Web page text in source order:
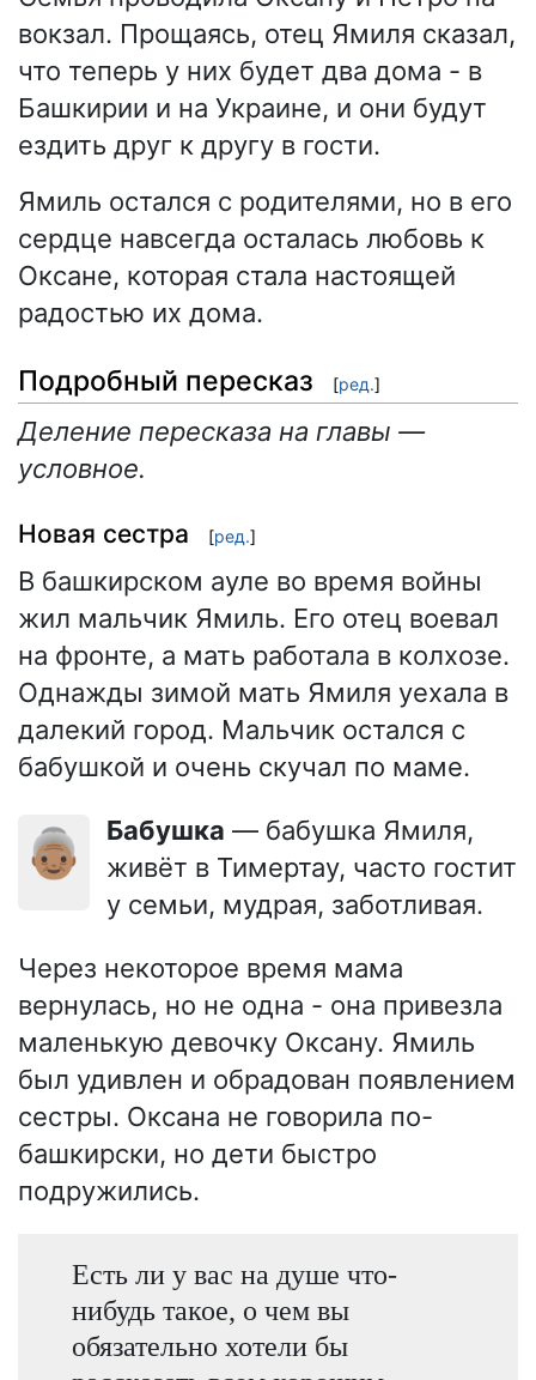
вокзал. Прощаясь, отец Ямиля сказал,
что теперь у них будет два дома - в
Башкирии и на Украине, и они будут
ездить друг к другу в гости.
Ямиль остался с родителями, но в его
сердце навсегда осталась любовь к
Оксане, которая стала настоящей
радостью их дома.
Подробный пересказ [ред.]
Деление пересказа на главы —
условное.
Новая сестра [ред.]
В башкирском ауле во время войны
жил мальчик Ямиль. Его отец воевал
на фронте, а мать работала в колхозе.
Однажды зимой мать Ямиля уехала в
далекий город. Мальчик остался с
бабушкой и очень скучал по маме.
👵🏽 Бабушка — бабушка Ямиля,
живёт в Тимертау, часто гостит
у семьи, мудрая, заботливая.
Через некоторое время мама
вернулась, но не одна - она привезла
маленькую девочку Оксану. Ямиль
был удивлен и обрадован появлением
сестры. Оксана не говорила по-
башкирски, но дети быстро
подружились.
Есть ли у вас на душе что-
нибудь такое, о чем вы
обязательно хотели бы